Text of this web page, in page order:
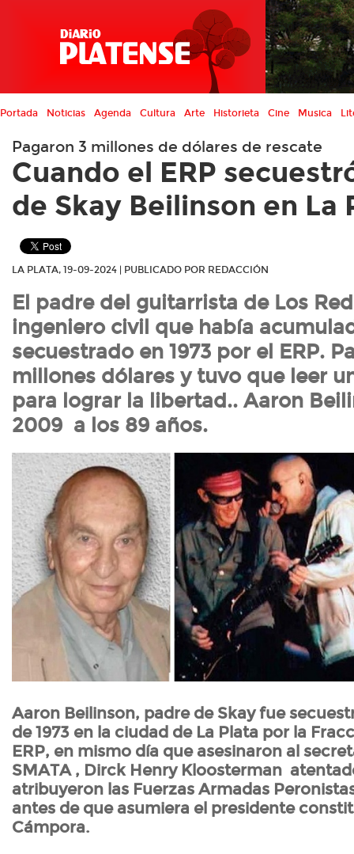
Portada Noticias Agenda Cultura Arte Historieta Cine Musica
Pagaron 3 millones de dólares de rescate
Cuando el ERP
de Skay Beilinson en La
LA PLATA, 19-09-2024 | PUBLICADO POR REDACCIÓN
El padre del guitarrista de Los
ingeniero civil que había
secuestrado en 1973 por el ERP.
millones dólares y tuvo que leer
para lograr la libertad.. Aaron
2009 a los 89 años.
Aaron Beilinson, padre de Skay fue
de 1973 en la ciudad de La Plata por la
ERP, en mismo día que asesinaron al
SMATA , Dirck Henry Kloosterman
atribuyeron las Fuerzas Armadas
antes de que asumiera el presidente
Cámpora.